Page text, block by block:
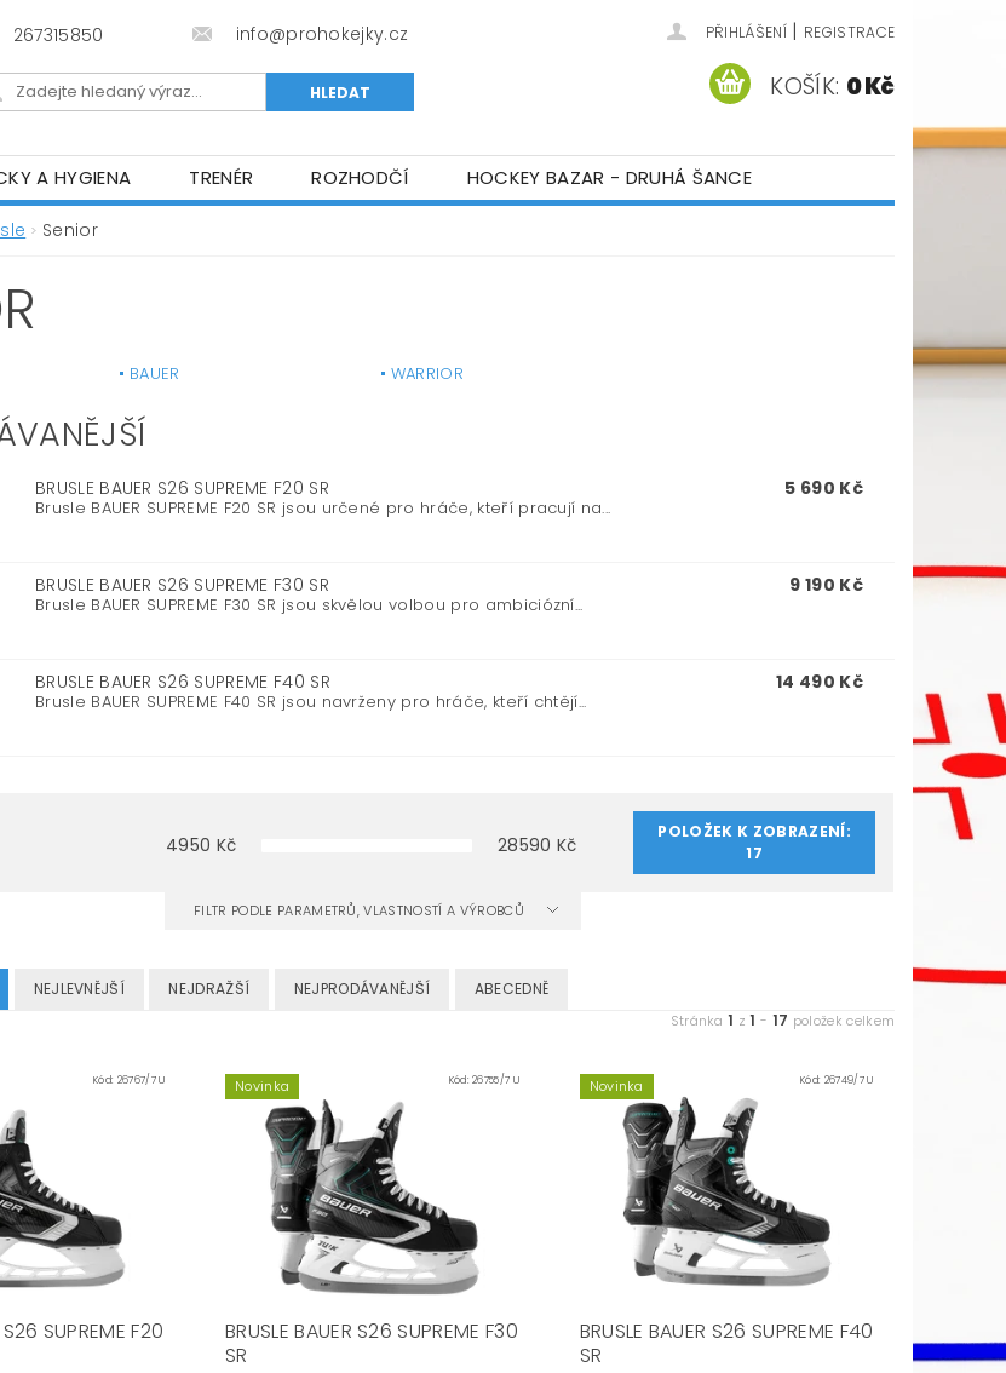
267315850 info@prohokejky.cz PŘIHLÁŠENÍ | REGISTRACE
KOŠÍK: 0 Kč
A HYGIENA TRENÉR ROZHODČÍ
HOCKEY BAZAR - DRUHÁ ŠANCE
Senior
BAUER WARRIOR
BRUSLE BAUER S26 SUPREME F20 SR
Brusle BAUER SUPREME F20 SR jsou určené pro hráče, kteří pracují na...
5 690 Kč
BRUSLE BAUER S26 SUPREME F30 SR
Brusle BAUER SUPREME F30 SR jsou skvělou volbou pro ambiciózní...
9 190 Kč
BRUSLE BAUER S26 SUPREME F40 SR
Brusle BAUER SUPREME F40 SR jsou navrženy pro hráče, kteří chtějí...
14 490 Kč
4950 Kč 28590 Kč
POLOŽEK K ZOBRAZENÍ:
17
FILTR PODLE PARAMETRŮ, VLASTNOSTÍ A VÝROBCŮ
NEJLEVNĚJŠÍ NEJDRAŽŠÍ NEJPRODÁVANĚJŠÍ ABECEDNĚ
Stránka1 z1 - 17 položek celkem
Kód: 26767/7 U
S26 SUPREME F20
Novinka Kód:26755/7 U
BRUSLE BAUER S26 SUPREME F30
SR
Novinka Kód: 26749/7 U
BRUSLE BAUER S26 SUPREME F40
SR